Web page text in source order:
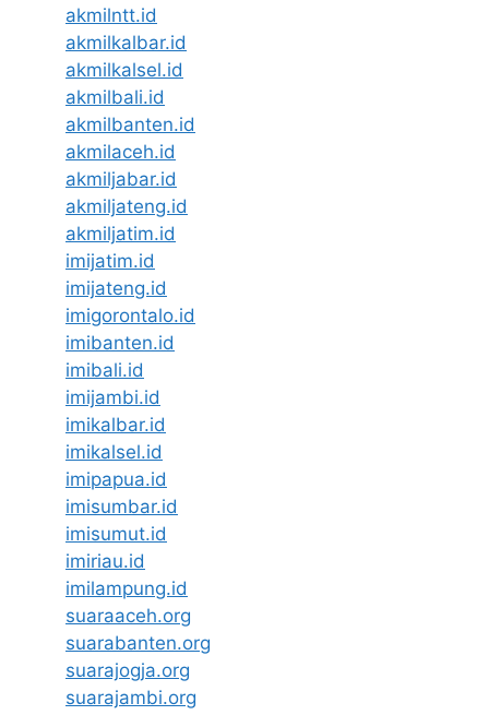
akmilntt.id
akmilkalbar.id
akmilkalsel.id
akmilbali.id
akmilbanten.id
akmilaceh.id
akmiljabar.id
akmiljateng.id
akmiljatim.id
imijatim.id
imijateng.id
imigorontalo.id
imibanten.id
imibali.id
imijambi.id
imikalbar.id
imikalsel.id
imipapua.id
imisumbar.id
imisumut.id
imiriau.id
imilampung.id
suaraaceh.org
suarabanten.org
suarajogja.org
suarajambi.org